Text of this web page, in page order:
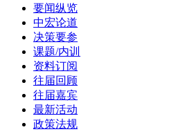
要闻纵览
中宏论道
决策要参
课题/内训
资料订阅
往届回顾
往届嘉宾
最新活动
政策法规